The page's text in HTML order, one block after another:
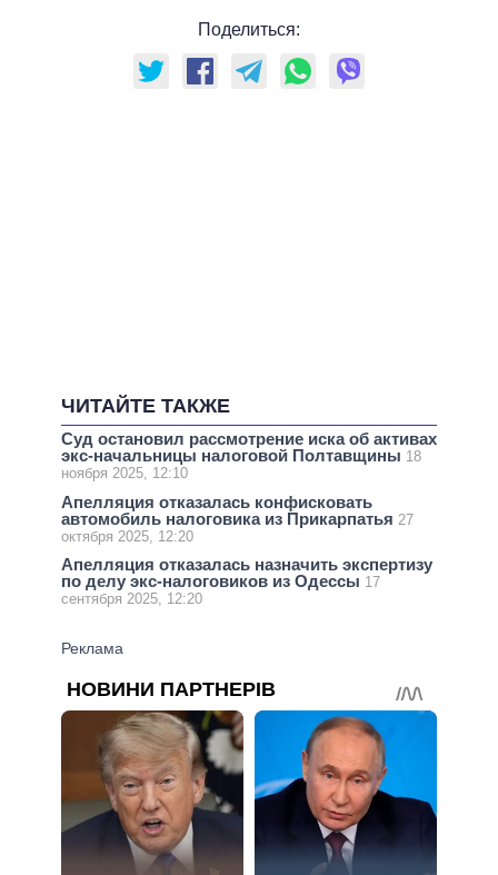
Поделиться:
ЧИТАЙТЕ ТАКЖЕ
Суд остановил рассмотрение иска об активах
экс-начальницы налоговой Полтавщины 18
ноября 2025, 12:10
Апелляция отказалась конфисковать
автомобиль налоговика из Прикарпатья 27
октября 2025, 12:20
Апелляция отказалась назначить экспертизу
по делу экс-налоговиков из Одессы 17
сентября 2025, 12:20